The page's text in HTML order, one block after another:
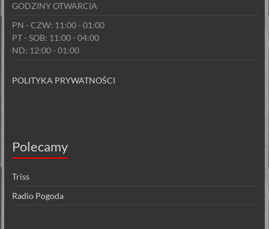
GODZINY OTWARCIA
PN - CZW: 11:00 - 01:00
PT - SOB: 11:00 - 04:00
ND: 12:00 - 01:00
POLITYKA PRYWATNOŚCI
Polecamy
Triss
Radio Pogoda